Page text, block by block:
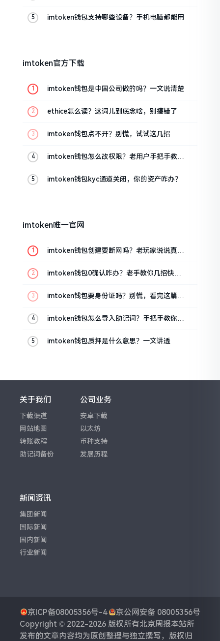
imtoken钱包支持哪些设备？手机电脑都能用
imtoken官方下载
imtoken钱包是中国公司做的吗？一文说清楚
ethice怎么读？这词儿到底念啥，别搞错了
imtoken钱包点不开？别慌，试试这几招
imtoken钱包怎么改权限？老用户手把手教你
imtoken钱包kyc通道关闭，你的资产咋办？
imtoken唯一官网
imtoken钱包创建要断网吗？老玩家说说真实
imtoken钱包0确认咋办？老手教你几招快速
imtoken钱包要身份证吗？别慌，看完这篇就
imtoken钱包怎么导入助记词？手把手教你找
imtoken钱包质押是什么意思？一文讲透
关于我们
下载渠道
网站地图
转账教程
助记词备份
公司业务
安卓下载
以太坊
币种支持
发展历程
新闻资讯
集团新闻
国际新闻
国内新闻
行业新闻
京ICP备08005356号-4
京公网安备 08005356号
Copyright © 2022-2026 版权所有北京周报本站所
发布的文章内容均为原创整理与独立撰写，版权归